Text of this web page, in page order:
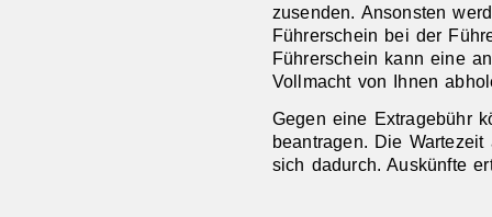
zusenden. Ansonsten
Führerschein bei der
Führerschein kann eine
Vollmacht von Ihnen
Gegen eine Extragebühr
beantragen. Die
sich dadurch. Auskünfte